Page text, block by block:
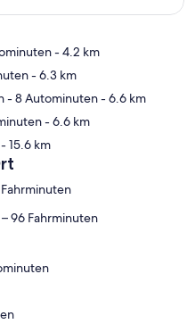
- 4.2 km
- 6.3 km
- 8 Autominuten- 6.6 km
- 6.6 km
- 15.6 km
96 Fahrminuten
- ‬57 Autominuten